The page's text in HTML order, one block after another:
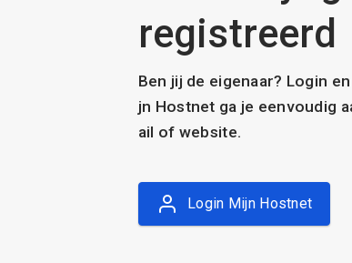
registreerd
Ben jij de eigenaar? Login
jn Hostnet ga je eenvoudig
ail of website.
Login Mijn Hostnet